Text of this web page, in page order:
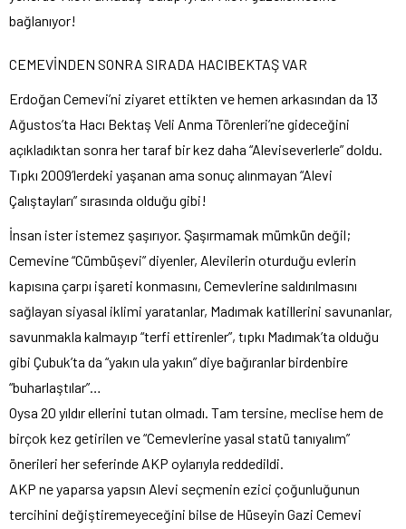
bağlanıyor!
CEMEVİNDEN SONRA SIRADA HACIBEKTAŞ VAR
Erdoğan Cemevi’ni ziyaret ettikten ve hemen arkasından da 13
Ağustos’ta Hacı Bektaş Veli Anma Törenleri’ne gideceğini
açıkladıktan sonra her taraf bir kez daha “Aleviseverlerle” doldu.
Tıpkı 2009’lerdeki yaşanan ama sonuç alınmayan “Alevi
Çalıştayları” sırasında olduğu gibi!
İnsan ister istemez şaşırıyor. Şaşırmamak mümkün değil;
Cemevine “Cümbüşevi” diyenler, Alevilerin oturduğu evlerin
kapısına çarpı işareti konmasını, Cemevlerine saldırılmasını
sağlayan siyasal iklimi yaratanlar, Madımak katillerini savunanlar,
savunmakla kalmayıp “terfi ettirenler”, tıpkı Madımak’ta olduğu
gibi Çubuk’ta da “yakın ula yakın” diye bağıranlar birdenbire
“buharlaştılar”…
Oysa 20 yıldır ellerini tutan olmadı. Tam tersine, meclise hem de
birçok kez getirilen ve “Cemevlerine yasal statü tanıyalım”
önerileri her seferinde AKP oylarıyla reddedildi.
AKP ne yaparsa yapsın Alevi seçmenin ezici çoğunluğunun
tercihini değiştiremeyeceğini bilse de Hüseyin Gazi Cemevi